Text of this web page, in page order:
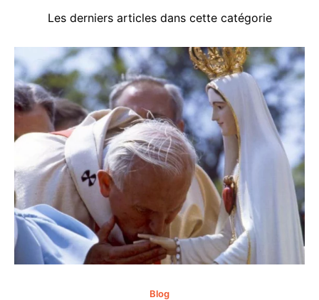
Les derniers articles dans cette catégorie
Blog